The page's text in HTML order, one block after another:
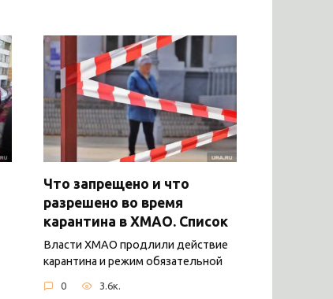
Что запрещено и что
разрешено во время
карантина в ХМАО. Список
Власти ХМАО продлили действие
карантина и режим обязательной
0 3.6к.